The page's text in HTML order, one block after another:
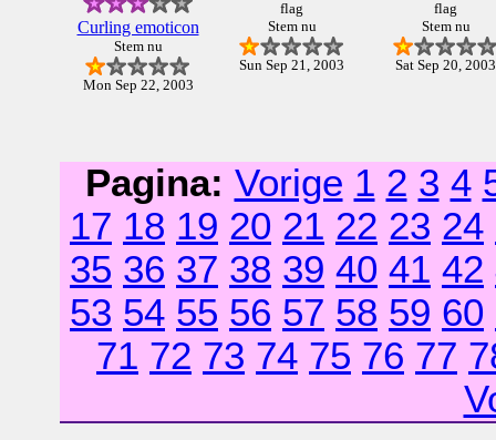
Curling emoticon
Stem nu
Mon Sep 22, 2003
flag
Stem nu
Sun Sep 21, 2003
flag
Stem nu
Sat Sep 20, 2003
Pagina: Vorige 1 2 3 4
17 18 19 20 21 22 23 24
35 36 37 38 39 40 41 42
53 54 55 56 57 58 59 60
71 72 73 74 75 76 77